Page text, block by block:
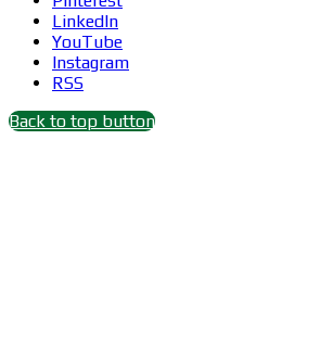
LinkedIn
YouTube
Instagram
RSS
Back to top button